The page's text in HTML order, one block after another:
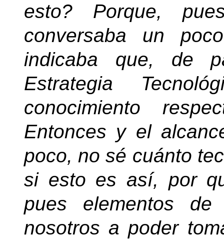
esto? Porque,
conversaba un
indicaba que, de
Estrategia
conocimiento
Entonces y el
poco, no sé cuánto
si esto es así, por
pues elementos
nosotros a poder